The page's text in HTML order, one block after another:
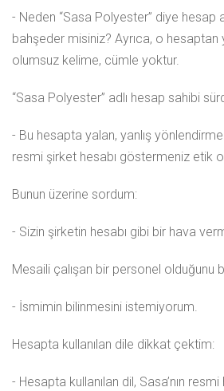
- Neden “Sasa Polyester” diye hesap
bahşeder misiniz? Ayrıca, o hesaptan
olumsuz kelime, cümle yoktur.
“Sasa Polyester” adlı hesap sahibi
- Bu hesapta yalan, yanlış
resmi şirket hesabı göstermeniz etik
Bunun üzerine sordum:
- Sizin şirketin hesabı gibi bir hava
Mesaili çalışan bir personel olduğunu
- İsmimin bilinmesini istemiyorum.
Hesapta kullanılan dile dikkat çektim:
- Hesapta kullanılan dil, Sasa’nın